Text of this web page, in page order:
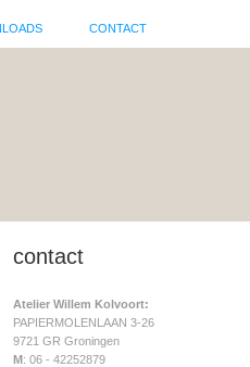
CONTACT
contact
Atelier Willem Kolvoort:
PAPIERMOLENLAAN 3-26
9721 GR Groningen
M: 06 - 42252879